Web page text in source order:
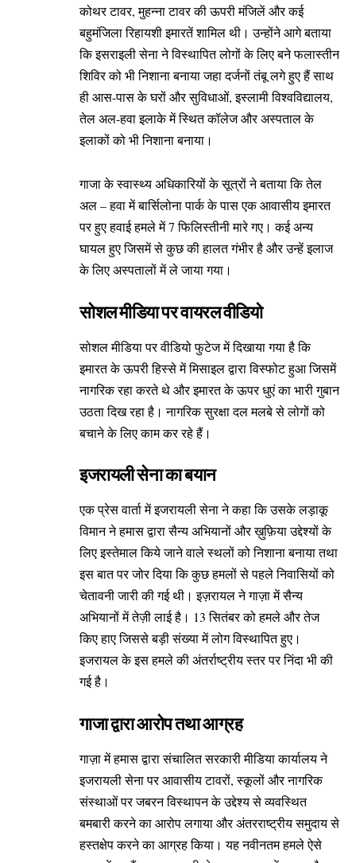
कोथर टावर, मुहन्ना टावर की ऊपरी मंजिलें और कई
बहुमंजिला रिहायशी इमारतें शामिल थी। उन्होंने आगे बताया
कि इसराइली सेना ने विस्थापित लोगों के लिए बने फलास्तीन
शिविर को भी निशाना बनाया जहा दर्जनों तंबू लगे हुए हैं साथ
ही आस-पास के घरों और सुविधाओं, इस्लामी विश्वविद्यालय,
तेल अल-हवा इलाके में स्थित कॉलेज और अस्पताल के
इलाकों को भी निशाना बनाया।
गाजा के स्वास्थ्य अधिकारियों के सूत्रों ने बताया कि तेल
अल – हवा में बार्सिलोना पार्क के पास एक आवासीय इमारत
पर हुए हवाई हमले में 7 फिलिस्तीनी मारे गए। कई अन्य
घायल हुए जिसमें से कुछ की हालत गंभीर है और उन्हें इलाज
के लिए अस्पतालों में ले जाया गया।
सोशल मीडिया पर वायरल वीडियो
सोशल मीडिया पर वीडियो फुटेज में दिखाया गया है कि
इमारत के ऊपरी हिस्से में मिसाइल द्वारा विस्फोट हुआ जिसमें
नागरिक रहा करते थे और इमारत के ऊपर धुएं का भारी गुबान
उठता दिख रहा है। नागरिक सुरक्षा दल मलबे से लोगों को
बचाने के लिए काम कर रहे हैं।
इजरायली सेना का बयान
एक प्रेस वार्ता में इजरायली सेना ने कहा कि उसके लड़ाकू
विमान ने हमास द्वारा सैन्य अभियानों और ख़ुफ़िया उद्देश्यों के
लिए इस्तेमाल किये जाने वाले स्थलों को निशाना बनाया तथा
इस बात पर जोर दिया कि कुछ हमलों से पहले निवासियों को
चेतावनी जारी की गई थी। इज़रायल ने गाज़ा में सैन्य
अभियानों में तेज़ी लाई है। 13 सितंबर को हमले और तेज
किए हाए जिससे बड़ी संख्या में लोग विस्थापित हुए।
इजरायल के इस हमले की अंतर्राष्ट्रीय स्तर पर निंदा भी की
गई है।
गाजा द्वारा आरोप तथा आग्रह
गाज़ा में हमास द्वारा संचालित सरकारी मीडिया कार्यालय ने
इजरायली सेना पर आवासीय टावरों, स्कूलों और नागरिक
संस्थाओं पर जबरन विस्थापन के उद्देश्य से व्यवस्थित
बमबारी करने का आरोप लगाया और अंतरराष्ट्रीय समुदाय से
हस्तक्षेप करने का आग्रह किया। यह नवीनतम हमले ऐसे